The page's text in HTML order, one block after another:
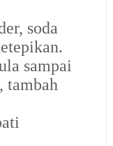
soda
sampai
tambah